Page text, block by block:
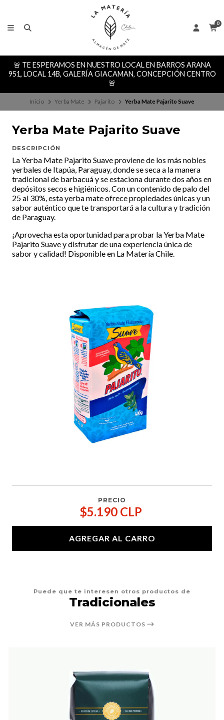
0
🚨 TE ESPERAMOS EN NUESTRO LOCAL EN BARROS ARANA
951, LOCAL 14B, GALERÍA GIACAMAN, CONCEPCIÓN CENTRO
🚨
Inicio Yerba Mate Pajarito Yerba Mate Pajarito Suave
Yerba Mate Pajarito Suave
DESCRIPCIÓN
La Yerba Mate Pajarito Suave proviene de los más nobles
yerbales de Itapúa, Paraguay, donde se seca a la manera
tradicional de barbacuá y se estaciona durante dos años en
depósitos secos e higiénicos. Con un contenido de palo del
25 al 30%, esta yerba mate ofrece propiedades únicas y un
sabor auténtico que te transportará a la cultura y tradición
de Paraguay.
¡Aprovecha esta oportunidad para probar la Yerba Mate
Pajarito Suave y disfrutar de una experiencia única de
sabor y calidad! Disponible en La Matería Chile.
PRECIO
$5.190 CLP
AGREGAR AL CARRO
Puede que te interesen otros productos de
Tradicionales
VER MÁS PRODUCTOS